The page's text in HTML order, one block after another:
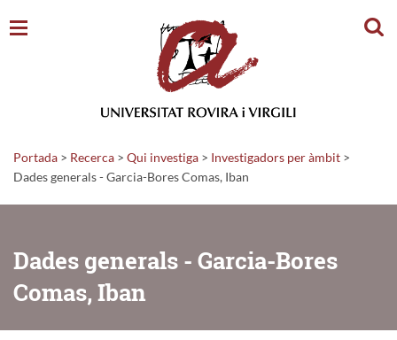
Portada > Recerca > Qui investiga > Investigadors per àmbit >
Dades generals - Garcia-Bores Comas, Iban
Dades generals - Garcia-Bores
Comas, Iban